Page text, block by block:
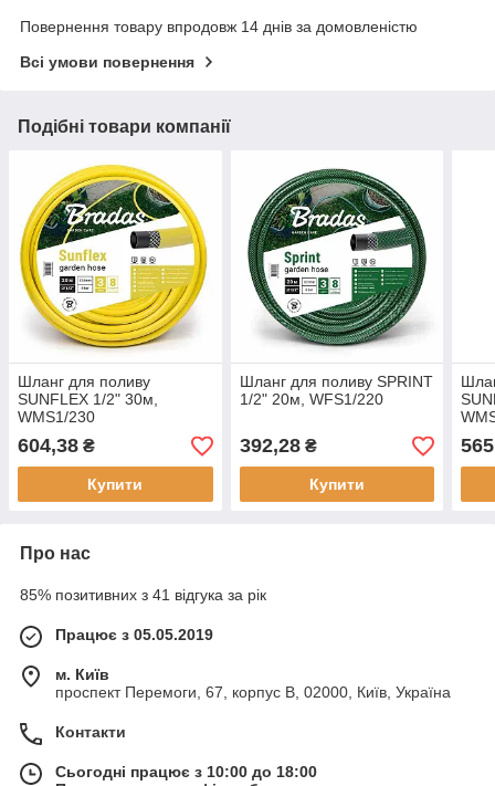
Повернення товару впродовж 14 днів за домовленістю
Всі умови повернення
Подібні товари компанії
Шланг для поливу
SUNFLEX 1/2" 30м,
WMS1/230
604,38 ₴
Купити
Шланг для поливу SPRINT
1/2" 20м, WFS1/220
392,28₴
Купити
Про нас
85% позитивних з 41 відгука за рік
Працює з 05.05.2019
м. Київ
проспект Перемоги, 67, корпус В, 02000, Київ, Україна
Контакти
Сьогодні працює з 10:00 до 18:00